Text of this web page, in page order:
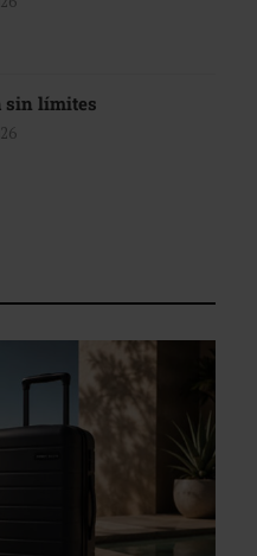
sin límites